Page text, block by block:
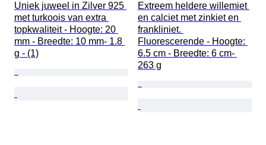
Uniek juweel in Zilver 925
met turkoois van extra
topkwaliteit - Hoogte: 20
mm - Breedte: 10 mm- 1.8
g - (1)
Extreem heldere willemiet
en calciet met zinkiet en
frankliniet.
Fluorescerende - Hoogte:
6.5 cm - Breedte: 6 cm-
263 g